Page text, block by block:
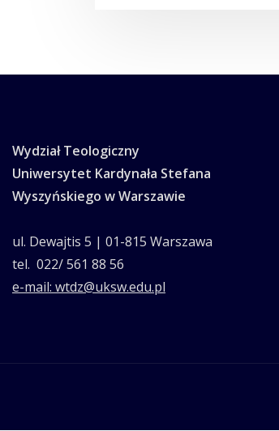
Wydział Teologiczny
Uniwersytet Kardynała Stefana
Wyszyńskiego w Warszawie
ul. Dewajtis 5 | 01-815 Warszawa
tel. 022/ 561 88 56
e-mail: wtdz@uksw.edu.pl